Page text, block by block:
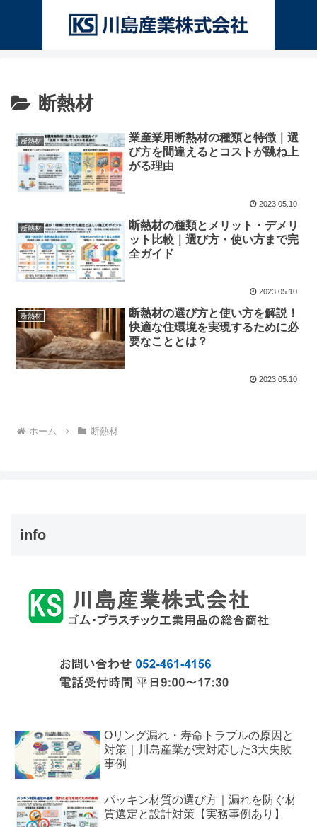
断熱材
断熱材
業産業用断熱材の種類と特徴｜選
び方を間違えるとコストが跳ね上
がる理由
2023.05.10
断熱材
断熱材の種類とメリット・デメリ
ット比較｜選び方・使い方まで完
全ガイド
2023.05.10
断熱材
断熱材の選び方と使い方を解説！
快適な住環境を実現するために必
要なこととは？
2023.05.10
ホーム 断熱材
info
Oリング漏れ・寿命トラブルの原因と
対策｜川島産業が実対応した3大失敗
事例
パッキン材質の選び方｜漏れを防ぐ材
質選定と設計対策【実務事例あり】